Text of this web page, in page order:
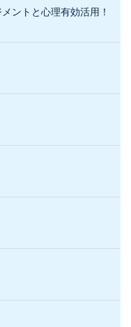
ントと心理有効活用！